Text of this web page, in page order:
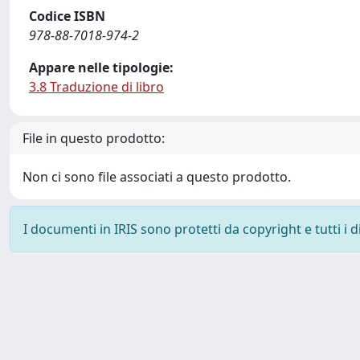
Codice ISBN
978-88-7018-974-2
Appare nelle tipologie:
3.8 Traduzione di libro
File in questo prodotto:
Non ci sono file associati a questo prodotto.
I documenti in IRIS sono protetti da copyright e tutti i